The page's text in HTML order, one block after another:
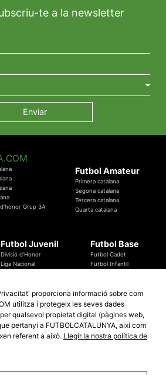
te a la newsletter
Grup 3A
Futbol Amateur
Primera catalana
Segona catalana
Tercera catalana
Quarta catalana
Futbol Juvenil
Divisió d'Honor
Liga Nacional
Futbol Base
Futbol Cadet
Futbol Infantil
Especials
Copa Catalunya Absoluta 2019
Copa del Rei 2019 - 2020
proporciona informació sobre com
utilitza i protegeix les seves dades
qualsevol propietat digital (pàgines web,
pertanyi a FUTBOLCATALUNYA, així com
referent a això. Llegir la nostra política de